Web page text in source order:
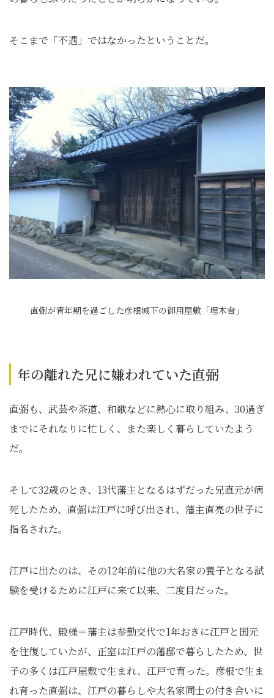
そこまで「不遇」ではなかったということだ。
直弼が青年期を過ごした彦根城下の御用屋敷「埋木舎」
年の離れた兄に嫌われていた直弼
直弼も、武芸や茶道、和歌などに熱心に取り組み、30過ぎ
までにそれなりに忙しく、また楽しく暮らしていたよう
だ。
そして32歳のとき、13代藩主となるはずだった兄直元が病
死したため、直弼は江戸に呼び出され、藩主直亮の世子に
指名された。
江戸に出たのは、その12年前に他の大名家の養子となる試
験を受けるために江戸に来て以来、二度目だった。
江戸時代、殿様＝藩主は参勤交代で1年おきに江戸と国元
を往復していたが、正室は江戸の藩邸で暮らしたため、世
子の多くは江戸屋敷で生まれ、江戸で育った。彦根で生ま
れ育った直弼は、江戸の暮らしや大名家同士の付き合いに